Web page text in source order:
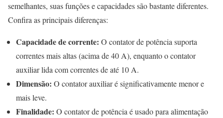
semelhantes, suas funções e capacidades são bastante diferentes.
Confira as principais diferenças:
Capacidade de corrente: O contator de potência suporta
correntes mais altas (acima de 40 A), enquanto o contator
auxiliar lida com correntes de até 10 A.
Dimensão: O contator auxiliar é significativamente menor e
mais leve.
Finalidade: O contator de potência é usado para alimentação